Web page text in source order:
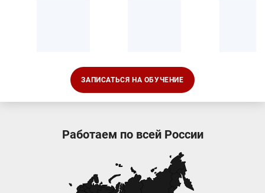
ЗАПИСАТЬСЯ НА ОБУЧЕНИЕ
Работаем по всей России